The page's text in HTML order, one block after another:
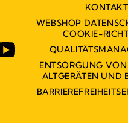
KONTAKT
WEBSHOP
COOKIE-
ENTSORGUNG
ALTGERÄTEN UND